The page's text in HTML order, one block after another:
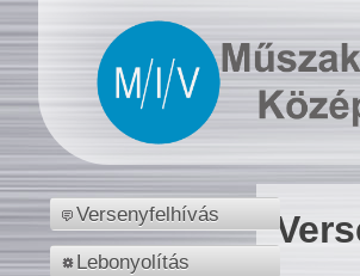
Versenyfelhívás
Lebonyolítás